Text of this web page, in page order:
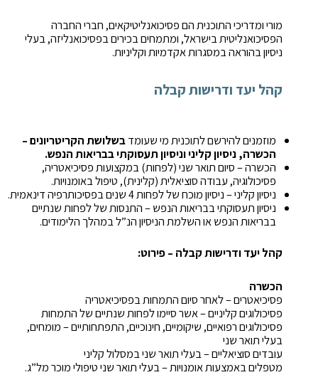
מורי ומדריכי התוכנית הם פסיכואנליטיקאים, חברי החברה
הפסיכואנליטית בישראל, ומתמחים בכירים בפסיכואנליזה, בעלי
ניסיון בהוראה במסגרות אקדמיות וקליניות.
קהל יעד ודרישות קבלה
מוזמנים להירשם לתוכנית מי שעומדבשלושת הקריטריונים –
הכשרה, ניסיון קליני וניסיון תעסוקתי בבריאות הנפש.
הכשרה – סיום תואר שני (לפחות) במקצועות פסיכיאטריה,
פסיכולוגיה, עבודה סוציאלית (קלינית), טיפול באומנויות.
ניסיון קליני – ניסיון מוכח של לפחות 4 שנים בפסיכותרפיה דינאמית.
ניסיון תעסוקתי בבריאות הנפש – התנסות של לפחות שנתיים
בבריאות הנפש או השלמת הניסיון הנ”ל במהלך הלימודים.
קהל יעד ודרישות קבלה – פירוט:
הכשרה
פסיכיאטרים – לאחר סיום התמחות בפסיכיאטריה
פסיכולוגים קליניים – אשר סיימו לפחות שנתיים של התמחות
פסיכולוגים רפואיים, שיקומיים, חינוכיים, התפתחותיים – מומחים,
בעלי תואר שני
עובדים סוציאליים – בעלי תואר שני במסלול קליני
מטפלים באמצעות אומנויות – בעלי תואר שני טיפולי מוכר מל”ג.